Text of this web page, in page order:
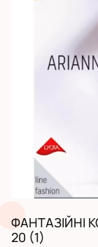
ФАНТАЗІЙНІ
20 (1)